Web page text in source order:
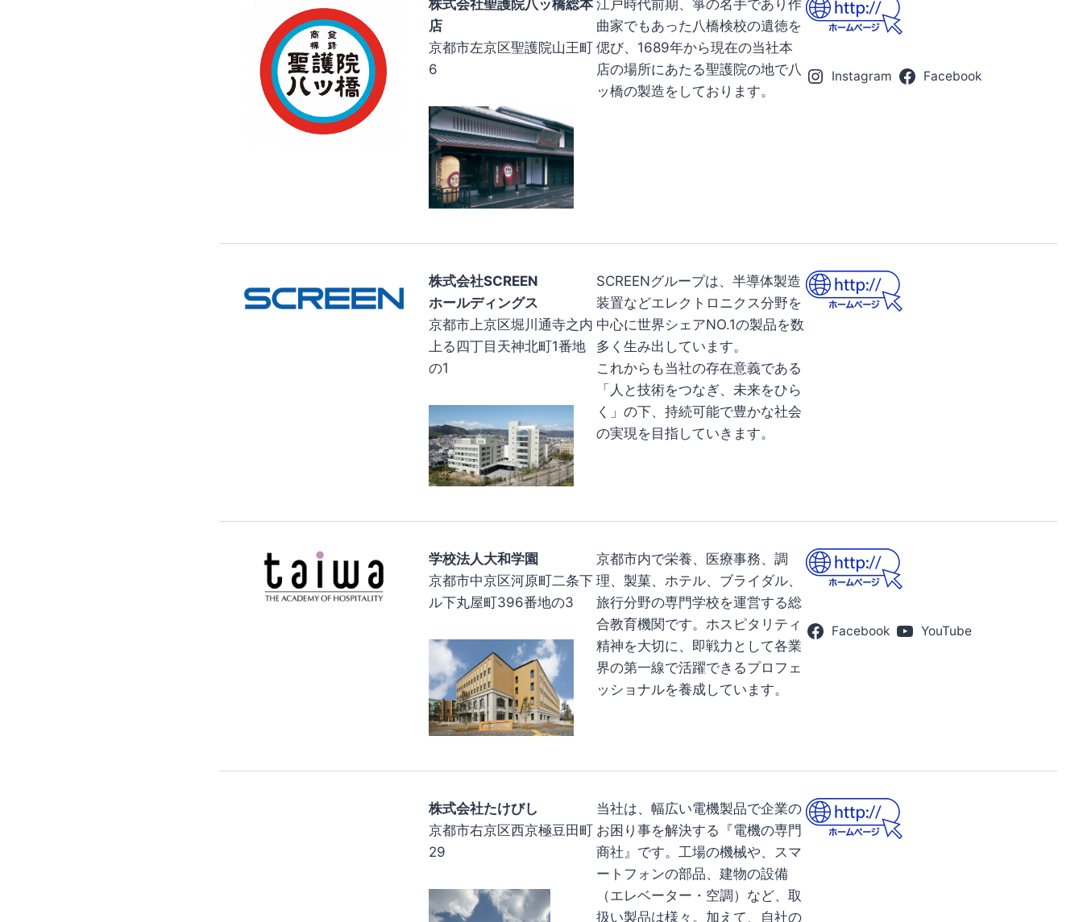
株式会社聖護院八ッ橋総本
店
京都市左京区聖護院山王町
6
江戸時代前期、箏の名手であり作
曲家でもあった八橋検校の遺徳を
偲び、1689年から現在の当社本
店の場所にあたる聖護院の地で八
ッ橋の製造をしております。
Instagram Facebook
株式会社SCREEN
ホールディングス
京都市上京区堀川通寺之内
上る四丁目天神北町1番地
の1
SCREENグループは、半導体製造
装置などエレクトロニクス分野を
中心に世界シェアNO.1の製品を数
多く生み出しています。
これからも当社の存在意義である
「人と技術をつなぎ、未来をひら
く」の下、持続可能で豊かな社会
の実現を目指していきます。
学校法人大和学園
京都市中京区河原町二条下
ル下丸屋町396番地の3
京都市内で栄養、医療事務、調
理、製菓、ホテル、ブライダル、
旅行分野の専門学校を運営する総
合教育機関です。ホスピタリティ
精神を大切に、即戦力として各業
界の第一線で活躍できるプロフェ
ッショナルを養成しています。
Facebook YouTube
株式会社たけびし
京都市右京区西京極豆田町
29
当社は、幅広い電機製品で企業の
お困り事を解決する『電機の専門
商社』です。工場の機械や、スマ
ートフォンの部品、建物の設備
（エレベーター・空調）など、取
扱い製品は様々。加えて、自社の